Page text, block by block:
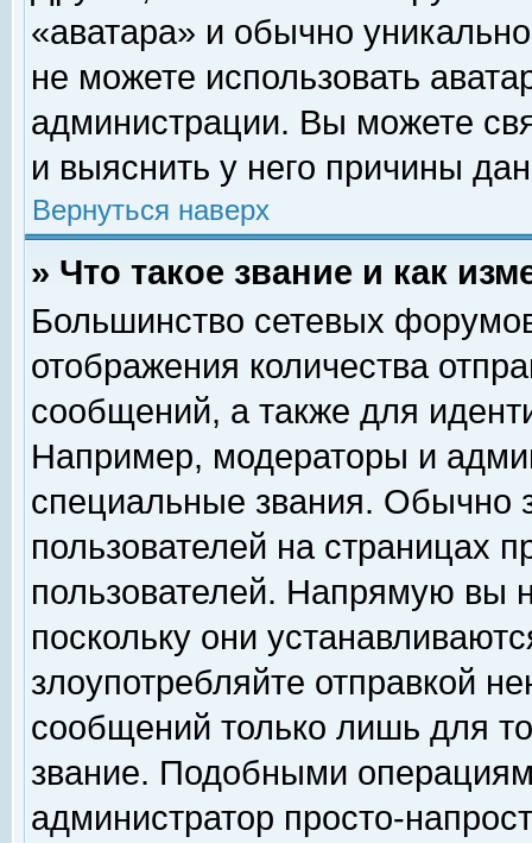
«аватара» и обычно
не можете использовать
администрации. Вы можете
и выяснить у него причины
Вернуться наверх
» Что такое звание и как
Большинство сетевых
отображения количества
сообщений, а также для
Например, модераторы и
специальные звания. Обычно
пользователей на страницах
пользователей. Напрямую вы
поскольку они
злоупотребляйте отправкой
сообщений только лишь для
звание. Подобными
администратор просто-